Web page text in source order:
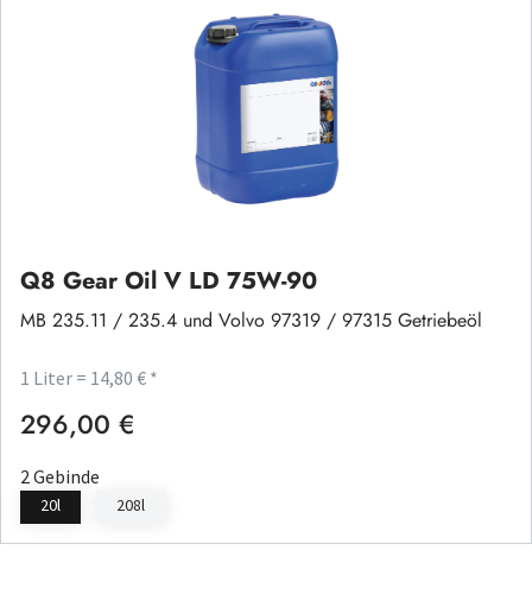
Q8 Gear Oil V LD 75W-90
MB 235.11 / 235.4 und Volvo 97319 / 97315 Getriebeöl
1 Liter = 14,80 € *
Regulärer Preis:
296,00 €
2 Gebinde
20l 208l